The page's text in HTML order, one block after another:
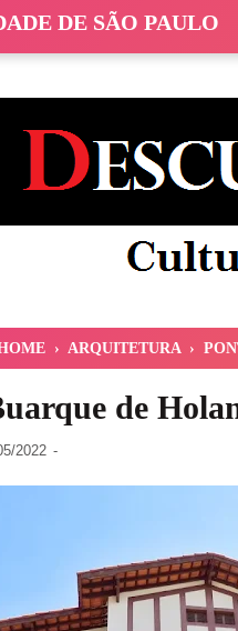
DE SÃO PAULO
› ARQUITETURA ›
de
2022